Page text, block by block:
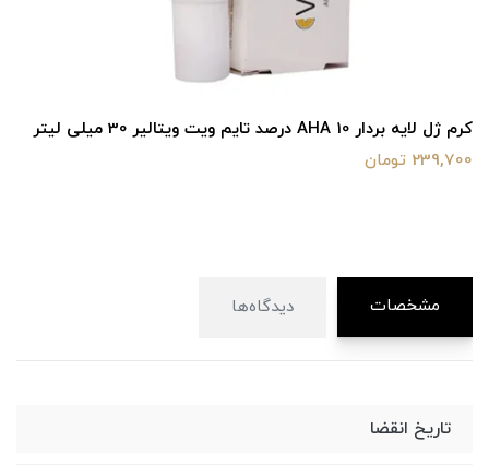
کرم ژل لایه بردار AHA 10 درصد تایم ویت ویتالیر 30 میلی لیتر
239,700 تومان
مشخصات دیدگاه‌ها
تاریخ انقضا